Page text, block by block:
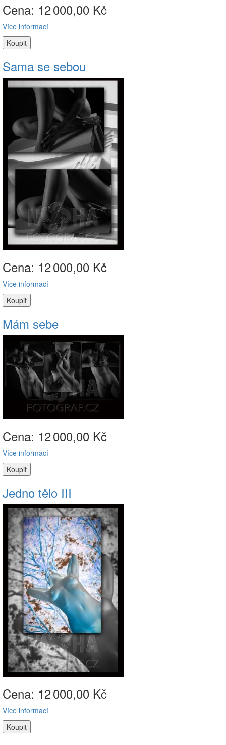
Cena: 12000,00 Kč
Více informací
Sama se sebou
Cena: 12000,00 Kč
Více informací
Mám sebe
Cena: 12000,00 Kč
Více informací
Jedno tělo III
Cena: 12000,00 Kč
Více informací